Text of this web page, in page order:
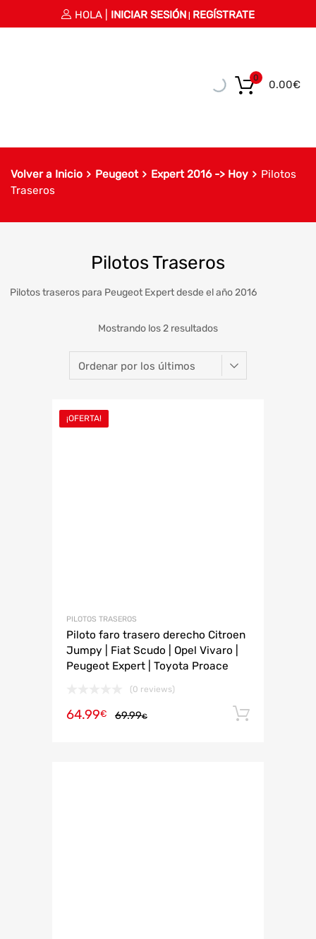
HOLA | INICIAR SESIÓN REGÍSTRATE
0.00€
0
Volver a Inicio Peugeot Expert 2016 -> Hoy
Pilotos
Traseros
Pilotos Traseros
Pilotos traseros para Peugeot Expert desde el año 2016
Mostrando los 2 resultados
¡OFERTA!
PILOTOS TRASEROS
Piloto faro trasero derecho Citroen
Jumpy | Fiat Scudo | Opel Vivaro |
Peugeot Expert | Toyota Proace
(0 reviews)
69.99€
64.99€